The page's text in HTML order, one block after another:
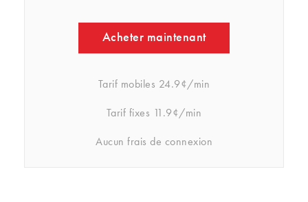
Acheter maintenant
Tarif mobiles 24.9¢/min
Tarif fixes 11.9¢/min
Aucun frais de connexion